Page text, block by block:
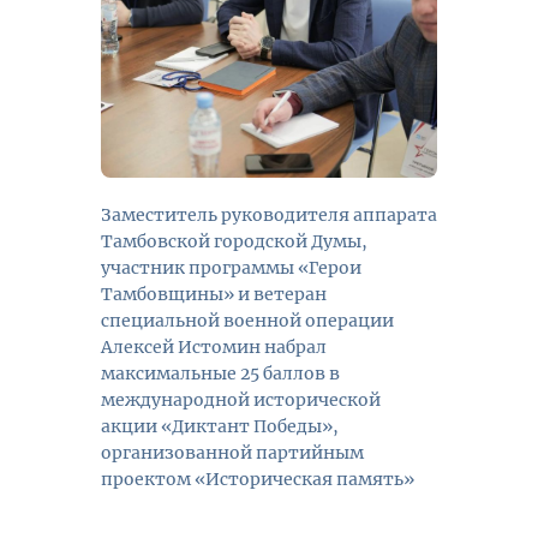
Заместитель руководителя аппарата
Тамбовской городской Думы,
участник программы «Герои
Тамбовщины» и ветеран
специальной военной операции
Алексей Истомин набрал
максимальные 25 баллов в
международной исторической
акции «Диктант Победы»,
организованной партийным
проектом «Историческая память»